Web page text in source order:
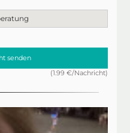
senden
(1.99 €/Nachricht)